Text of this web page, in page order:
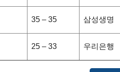
35 – 35 삼성생명
25 – 33 우리은행